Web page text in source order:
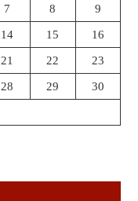
7 8 9
14 15 16
21 22 23
28 29 30